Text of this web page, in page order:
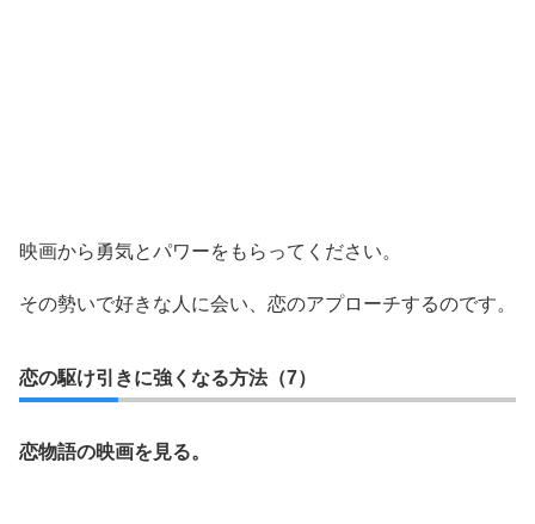
映画から勇気とパワーをもらってください。
その勢いで好きな人に会い、恋のアプローチするのです。
恋の駆け引きに強くなる方法（7）
恋物語の映画を見る。